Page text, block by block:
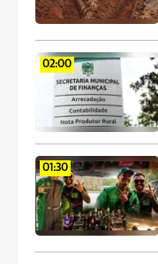
02:00
01:30